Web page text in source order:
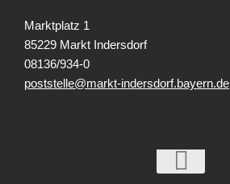
Marktplatz 1
85229 Markt Indersdorf
08136/934-0
poststelle@markt-indersdorf.bayern.de